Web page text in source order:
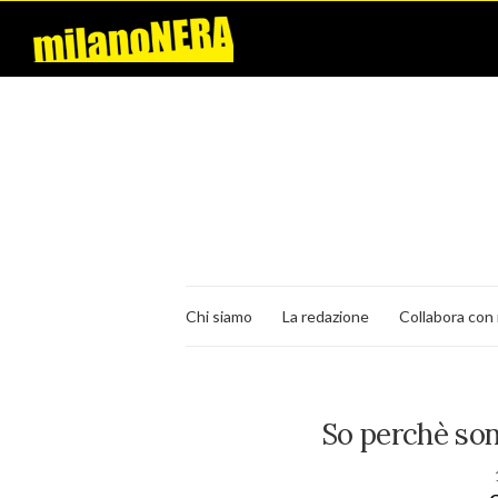
Chi siamo La redazione Collabora con
So perchè